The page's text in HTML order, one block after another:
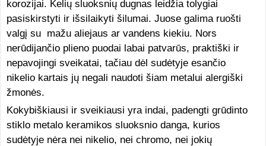
korozijai. Kelių sluoksnių dugnas leidžia tolygiai
pasiskirstyti ir išsilaikyti šilumai. Juose galima ruošti
valgį su mažu aliejaus ar vandens kiekiu. Nors
nerūdijančio plieno puodai labai patvarūs, praktiški ir
nepavojingi sveikatai, tačiau dėl sudėtyje esančio
nikelio kartais jų negali naudoti šiam metalui alergiški
žmonės.
Kokybiškiausi ir sveikiausi yra indai, padengti grūdinto
stiklo metalo keramikos sluoksnio danga, kurios
sudėtyje nėra nei nikelio, nei chromo, nei jokių